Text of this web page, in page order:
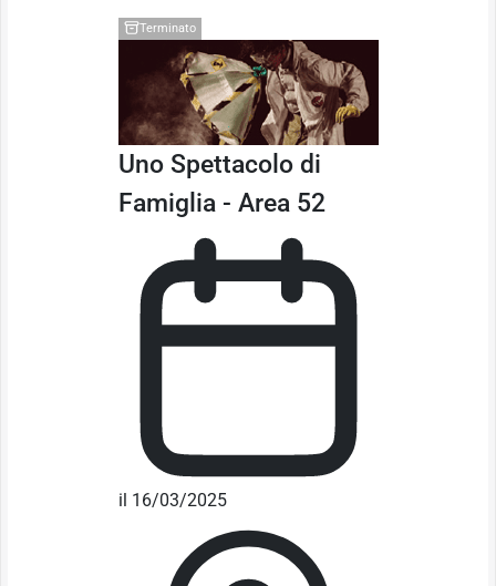
Terminato
Uno Spettacolo di
Famiglia - Area 52
il 16/03/2025